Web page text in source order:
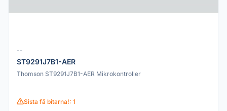
--
ST9291J7B1-AER
Thomson ST9291J7B1-AER Mikrokontroller
Sista få bitarna!: 1